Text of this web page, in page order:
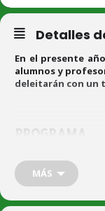
Detalles
En el presente
alumnos y
deleitarán con un
PROGRAMA
Concierto de Aulas
MÁS